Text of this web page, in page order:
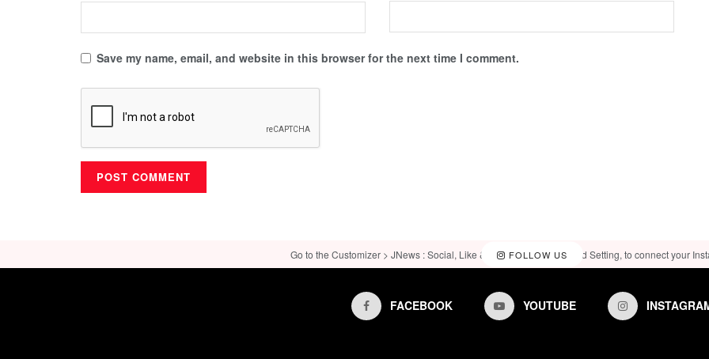
Save my name, email, and website in this browser for the next time I comment.
FOLLOW US
Go to the Customizer > JNews : Social, Like & View > Instagram Feed Setting, to connect your
FACEBOOK YOUTUBE